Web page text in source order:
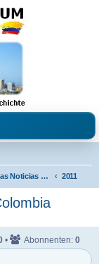
und Venezuela.
Las Últimas Noticias en Español 2011
• Abonnenten: 0